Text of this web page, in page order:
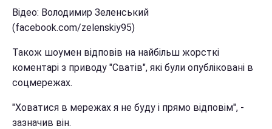
Відео: Володимир Зеленський
(facebook.com/zelenskiy95)
Також шоумен відповів на найбільш жорсткі
коментарі з приводу "Сватів", які були опубліковані в
соцмережах.
"Ховатися в мережах я не буду і прямо відповім", -
зазначив він.